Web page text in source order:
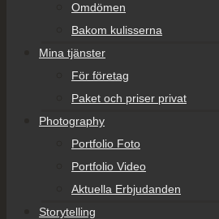
Omdömen
Bakom kulisserna
Mina tjänster
För företag
Paket och priser privat
Photography
Portfolio Foto
Portfolio Video
Aktuella Erbjudanden
Storytelling